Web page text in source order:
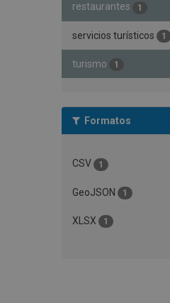
restaurantes 1
servicios turísticos 1
turismo 1
Formatos
CSV 1
GeoJSON 1
XLSX 1